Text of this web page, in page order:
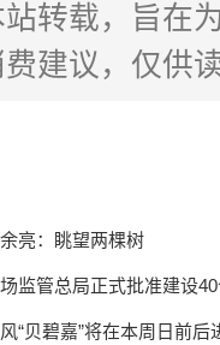
转载，旨在
建议，仅供
亮：眺望两棵树
监管总局正式批准建设
“贝碧嘉”将在本周日前